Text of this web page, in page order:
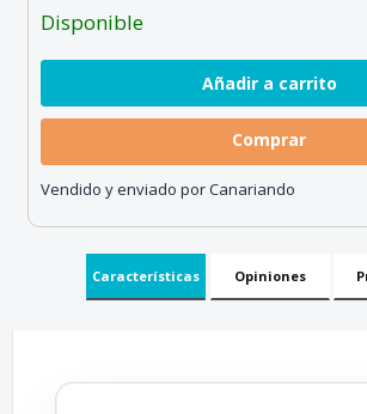
Disponible
Comprar
Vendido y enviado por Canariando
Características Opiniones